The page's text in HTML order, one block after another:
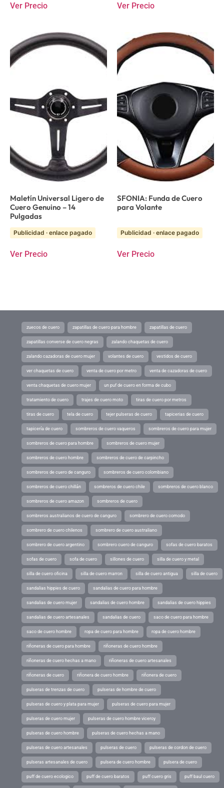
Ver Precio Ver Precio
Maletín Universal Ligero de
Cuero Genuino – 14
Pulgadas
Publicidad · enlace pagado
Ver Precio
SFONIA: Funda de Cuero
para Volante
Publicidad · enlace pagado
Ver Precio
zuecos de cuero zapatillas de cuero para hombre zapatillas de cuero
zapatillas converse de cuero negras zalando chaquetas de cuero
zalando cazadoras de cuero mujer volantes de cuero vestidos de cuero
ver chaquetas de cuero venta de cuero por metro venta de cazadoras de cuero
venta chaquetas de cuero mujer un puf de cuero en forma de cubo
tratamiento de cuero trajes de cuero moto tiras de cuero por metros
tiras de cuero tela de cuero tejer pulseras de cuero tapicerias de cuero
tapicería de cuero sombreros de cuero vaqueros sombreros de cuero para mujer
sombreros de cuero para hombre sombreros de cuero mujer
sombreros de cuero hombre sombreros de cuero de carpincho
sombreros de cuero de canguro sombreros de cuero colombiano
sombreros de cuero chillán sombreros de cuero chile sombreros de cuero blanco
sombreros de cuero amazon sombreros de cuero
sombreros australianos de cuero de canguro sombrero de cuero comodo
sombrero de cuero chilenos sombrero de cuero australiano
sombrero de cuero argentino sombrero cuero de canguro sofas de cuero baratos
sofas de cuero sofa de cuero sillones de cuero silla de cuero y metal
silla de cuero oficina silla de cuero marron silla de cuero antigua silla de cuero
sandalias hippies de cuero sandalias de cuero para hombre
sandalias de cuero mujer sandalias de cuero hombre sandalias de cuero hippies
sandalias de cuero artesanales sandalias de cuero saco de cuero para hombre
saco de cuero hombre ropa de cuero para hombre ropa de cuero hombre
riñoneras de cuero para hombre riñoneras de cuero hombre
riñoneras de cuero hechas a mano riñoneras de cuero artesanales
riñoneras de cuero riñonera de cuero hombre riñonera de cuero
pulseras de trenzas de cuero pulseras de hombre de cuero
pulseras de cuero y plata para mujer pulseras de cuero para mujer
pulseras de cuero mujer pulseras de cuero hombre viceroy
pulseras de cuero hombre pulseras de cuero hechas a mano
pulseras de cuero artesanales pulseras de cuero pulseras de cordon de cuero
pulseras artesanales de cuero pulsera de cuero hombre pulsera de cuero
puff de cuero ecologico puff de cuero baratos puff cuero gris puff baul cuero